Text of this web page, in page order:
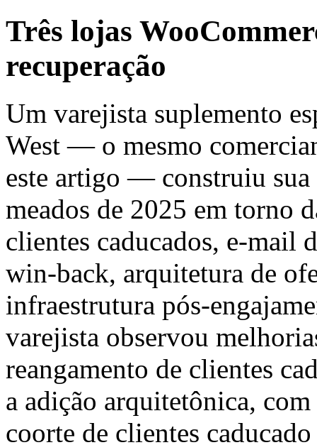
Três lojas
recuperação
Um varejista suplemento
West — o mesmo
este artigo — construiu
meados de 2025 em torno
clientes caducados, e-mail
win-back, arquitetura de
infraestrutura pós-
varejista observou
reangamento de clientes
a adição arquitetônica,
coorte de clientes